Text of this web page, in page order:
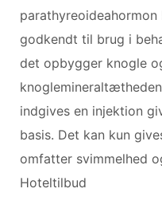
godkendt til brug i
det opbygger knogle
indgives en injektion
basis. Det kan kun
omfatter svimmelhed
Hoteltilbud